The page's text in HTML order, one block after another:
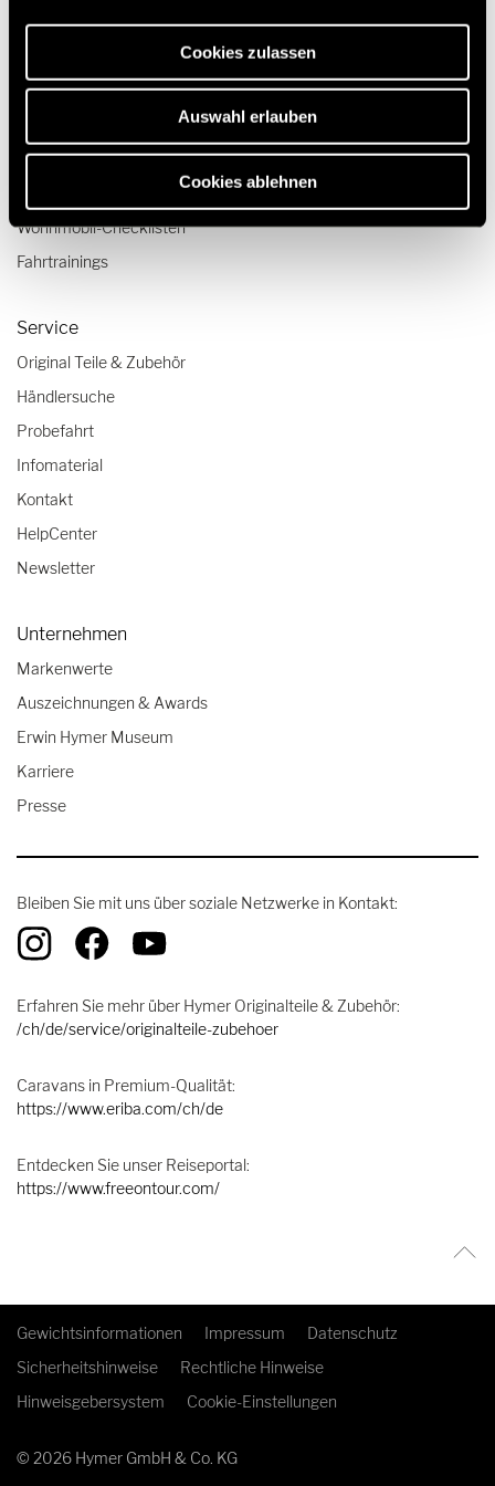
erforderlich sind.
Cookies zulassen
Auswahl erlauben
Cookies ablehnen
Wohnmobile für 2 Personen
Camper Van-Aufstelldach
Reiseberichte
Wohnmobil-Checklisten
Fahrtrainings
Service
Original Teile & Zubehör
Händlersuche
Probefahrt
Infomaterial
Kontakt
HelpCenter
Newsletter
Unternehmen
Markenwerte
Auszeichnungen & Awards
Erwin Hymer Museum
Karriere
Presse
Bleiben Sie mit uns über soziale Netzwerke in Kontakt:
Erfahren Sie mehr über Hymer Originalteile & Zubehör:
/ch/de/service/originalteile-zubehoer
Caravans in Premium-Qualität:
https://www.eriba.com/ch/de
Entdecken Sie unser Reiseportal:
https://www.freeontour.com/
Gewichtsinformationen Impressum
Datenschutz
Sicherheitshinweise
Rechtliche Hinweise
Hinweisgebersystem
Cookie-Einstellungen
© 2026 Hymer GmbH & Co. KG